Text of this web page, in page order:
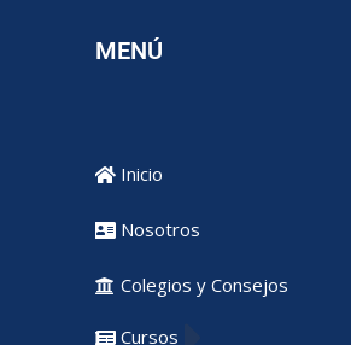
MENÚ
Inicio
Nosotros
Colegios y Consejos
Cursos